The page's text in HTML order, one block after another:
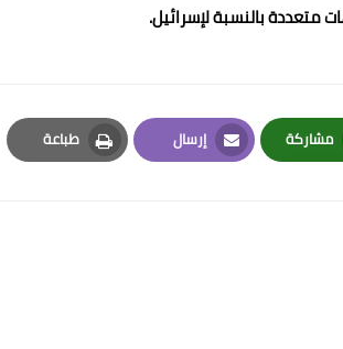
متعددة بالنسبة لإسرائيل.
مشاركة
Whatsapp
إرسال
Email
طباعة
Print